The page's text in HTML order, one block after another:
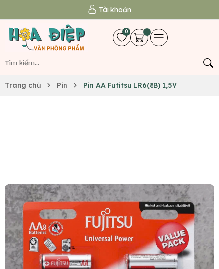
Tài khoản
0
Trang chủ Pin Pin AA Fufitsu LR6(8B) 1,5V